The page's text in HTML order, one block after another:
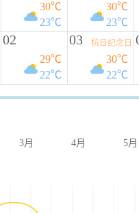
30℃
23℃
30℃
23℃
02
29℃
22℃
03 抗日纪念日
30℃
22℃
3月 4月 5月